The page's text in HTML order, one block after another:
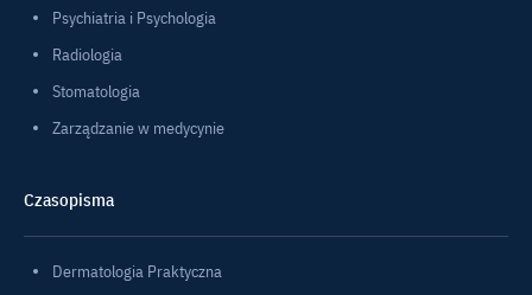
Psychiatria i Psychologia
Radiologia
Stomatologia
Zarządzanie w medycynie
Czasopisma
Dermatologia Praktyczna